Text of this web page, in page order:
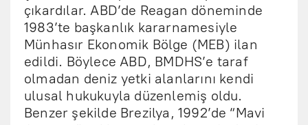
çıkardılar. ABD’de Reagan döneminde
1983’te başkanlık kararnamesiyle
Münhasır Ekonomik Bölge (MEB) ilan
edildi. Böylece ABD, BMDHS’e taraf
olmadan deniz yetki alanlarını kendi
ulusal hukukuyla düzenlemiş oldu.
Benzer şekilde Brezilya, 1992’de “Mavi